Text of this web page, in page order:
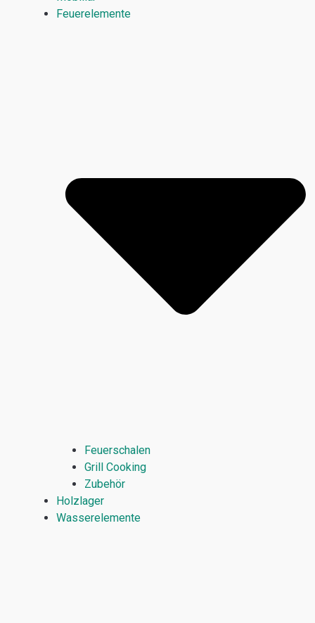
Feuerelemente
Feuerschalen
Grill Cooking
Zubehör
Holzlager
Wasserelemente